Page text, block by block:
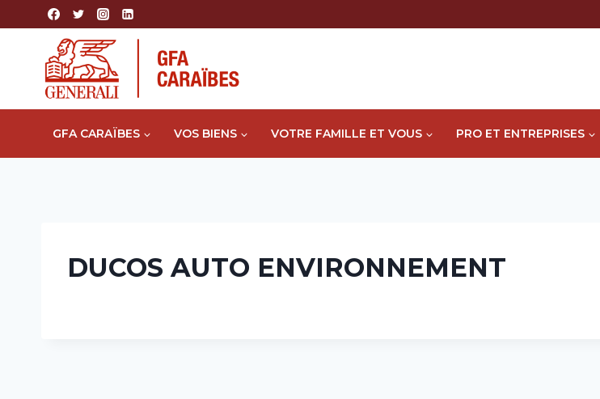
au
contenu
GFA CARAÏBES VOS BIENS VOTRE FAMILLE ET VOUS PRO ET ENTREPRISES
DUCOS AUTO ENVIRONNEMENT